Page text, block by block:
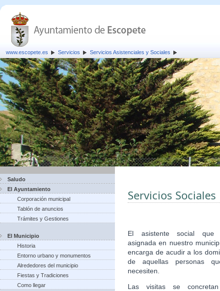
www.escopete.es Servicios Servicios Asistenciales y Sociales
Saludo
El Ayuntamiento
Corporación municipal
Tablón de anuncios
Trámites y Gestiones
El Municipio
Historia
Entorno urbano y monumentos
Alrededores del municipio
Fiestas y Tradiciones
Como llegar
Servicios Sociales
El asistente social que
asignada en nuestro
encarga de acudir a los
de aquellas personas
necesiten.
Las visitas se